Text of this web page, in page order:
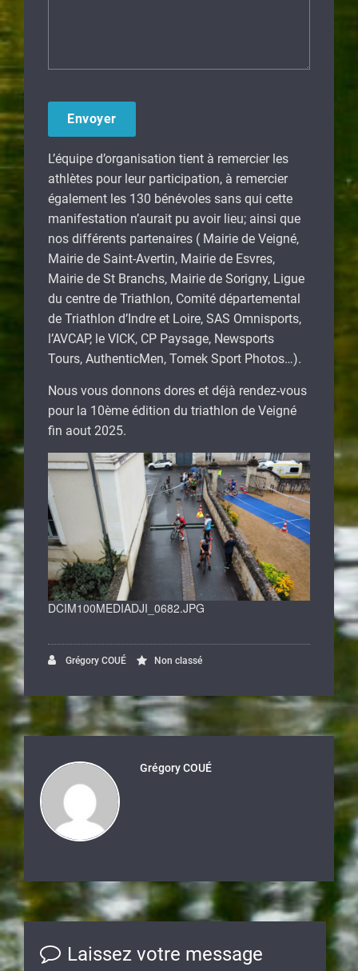
L’équipe d’organisation tient à remercier les
athlètes pour leur participation, à remercier
également les 130 bénévoles sans qui cette
manifestation n’aurait pu avoir lieu; ainsi que
nos différents partenaires ( Mairie de Veigné,
Mairie de Saint-Avertin, Mairie de Esvres,
Mairie de St Branchs, Mairie de Sorigny, Ligue
du centre de Triathlon, Comité départemental
de Triathlon d’Indre et Loire, SAS Omnisports,
l’AVCAP, le VICK, CP Paysage, Newsports
Tours, AuthenticMen, Tomek Sport Photos…).
Nous vous donnons dores et déjà rendez-vous
pour la 10ème édition du triathlon de Veigné
fin aout 2025.
DCIM100MEDIADJI_0682.JPG
Grégory COUÉ Non classé
Grégory COUÉ
Laissez votre message